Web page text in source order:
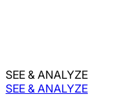
SEE & ANALYZE
SEE & ANALYZE